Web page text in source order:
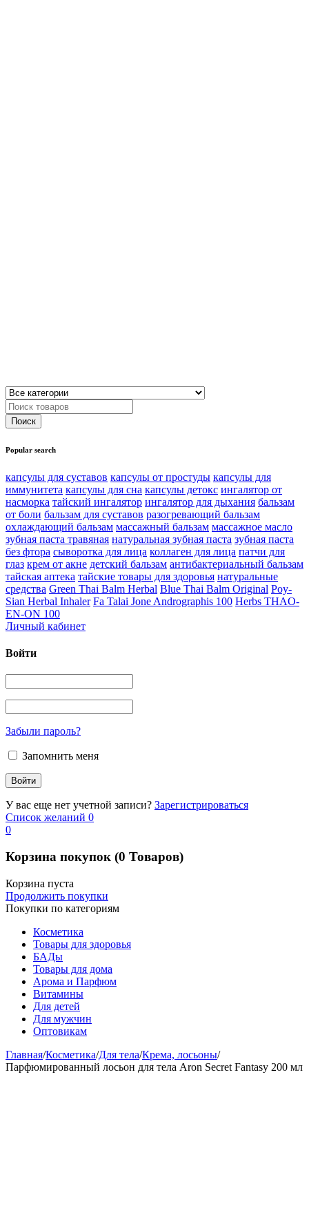
Popular search
капсулы для суставов капсулы от простуды капсулы для
иммунитета капсулы для сна капсулы детокс ингалятор от
насморка тайский ингалятор ингалятор для дыхания бальзам
от боли бальзам для суставов разогревающий бальзам
охлаждающий бальзам массажный бальзам массажное масло
зубная паста травяная натуральная зубная паста зубная паста
без фтора сыворотка для лица коллаген для лица патчи для
глаз крем от акне детский бальзам антибактериальный бальзам
тайская аптека тайские товары для здоровья натуральные
средства Green Thai Balm Herbal Blue Thai Balm Original Poy-
Sian Herbal Inhaler Fa Talai Jone Andrographis 100 Herbs THAO-
EN-ON 100
Личный кабинет
Войти
Забыли пароль?
Запомнить меня
У вас еще нет учетной записи? Зарегистрироваться
Список желаний 0
0
Корзина покупок (0 Товаров)
Корзина пуста
Продолжить покупки
Покупки по категориям
Косметика
Товары для здоровья
БАДы
Товары для дома
Арома и Парфюм
Витамины
Для детей
Для мужчин
Оптовикам
Главная/Косметика/Для тела/Крема, лосьоны/
Парфюмированный лосьон для тела Aron Secret Fantasy 200 мл